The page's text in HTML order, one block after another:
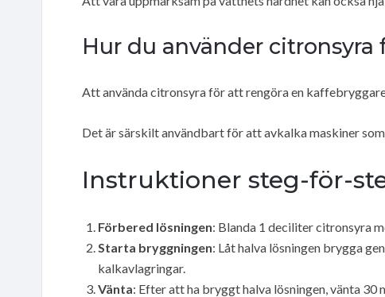
Hur du använder citronsyra
Att använda citronsyra för att rengöra en
Det är särskilt användbart för att avkalka maskiner
Instruktioner steg-för-
Förbered lösningen: Blanda 1 deciliter citronsyra
Starta bryggningen: Låt halva lösningen brygga
kalkavlagringar.
Vänta: Efter att ha bryggt halva lösningen, vänta